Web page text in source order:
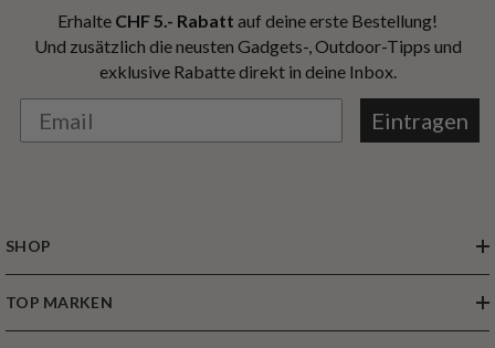
Erhalte CHF 5.- Rabatt auf deine erste Bestellung!
Und zusätzlich die neusten Gadgets-, Outdoor-Tipps und
exklusive Rabatte direkt in deine Inbox.
Eintragen
SHOP
TOP MARKEN